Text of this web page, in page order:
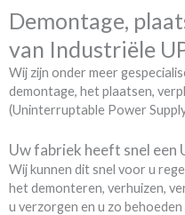
Demontage,
van Industriële
Wij zijn onder meer
demontage, het plaatsen,
(Uninterruptable Power
Uw fabriek heeft snel een
Wij kunnen dit snel voor u
het demonteren, verhuizen,
u verzorgen en u zo